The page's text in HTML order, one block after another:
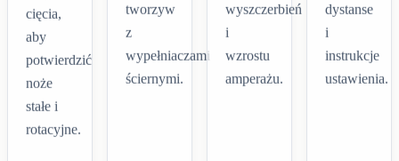
cięcia,
aby
potwierdzić
noże
stałe i
rotacyjne.
tworzyw
z
wypełniaczami
ściernymi.
wyszczerbień
i
wzrostu
amperażu.
dystanse
i
instrukcje
ustawienia.